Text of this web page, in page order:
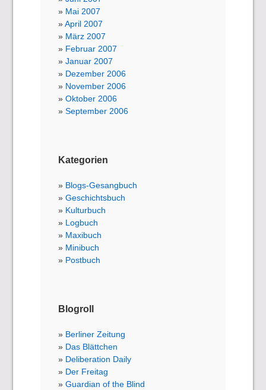
Mai 2007
April 2007
März 2007
Februar 2007
Januar 2007
Dezember 2006
November 2006
Oktober 2006
September 2006
Kategorien
Blogs-Gesangbuch
Geschichtsbuch
Kulturbuch
Logbuch
Maxibuch
Minibuch
Postbuch
Blogroll
Berliner Zeitung
Das Blättchen
Deliberation Daily
Der Freitag
Guardian of the Blind